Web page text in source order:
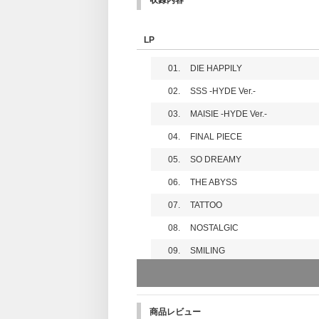
LP
01. DIE HAPPILY
02. SSS -HYDE Ver.-
03. MAISIE -HYDE Ver.-
04. FINAL PIECE
05. SO DREAMY
06. THE ABYSS
07. TATTOO
08. NOSTALGIC
09. SMILING
商品レビュー